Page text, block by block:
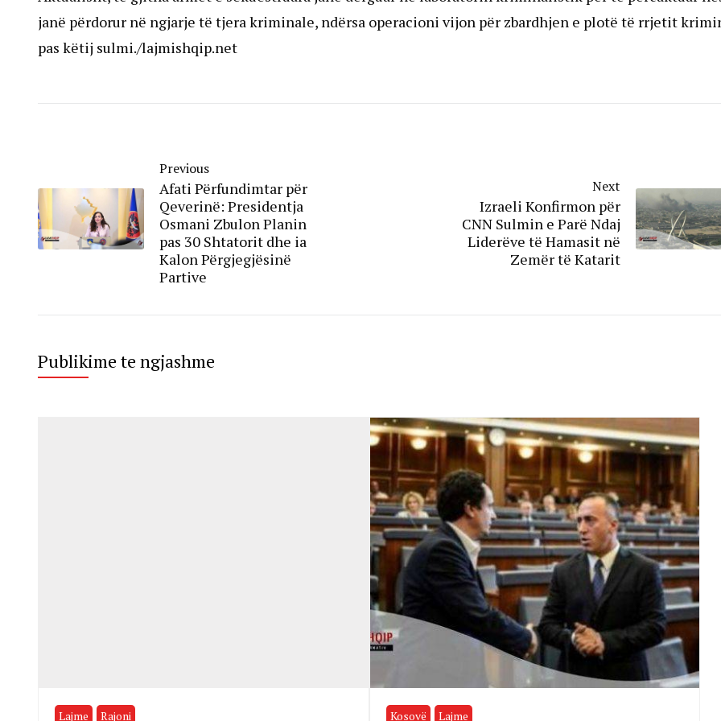
janë përdorur në ngjarje të tjera kriminale, ndërsa operacioni vijon për zbardhjen e plotë të rrjetit
pas këtij sulmi./lajmishqip.net
Previous
Afati Përfundimtar për
Qeverinë: Presidentja
Osmani Zbulon Planin
pas 30 Shtatorit dhe ia
Kalon Përgjegjësinë
Partive
Next
Izraeli Konfirmon për
CNN Sulmin e Parë Ndaj
Liderëve të Hamasit në
Zemër të Katarit
Publikime te ngjashme
Lajme Rajoni Kosovë Lajme